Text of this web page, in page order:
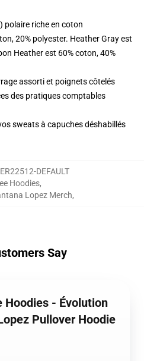
polaire riche en coton
20% polyester. Heather Gray est
Heather est 60% coton, 40%
assorti et poignets côtelés
des pratiques comptables
sweats à capuches déshabillés
DEFAULT
Hoodies,
Lopez Merch,
Say
Hoodies - Évolution
Pullover Hoodie